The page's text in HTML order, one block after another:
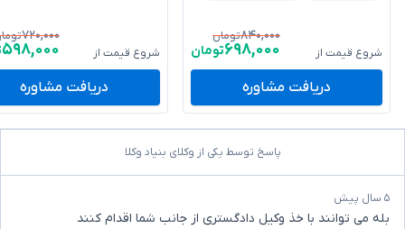
شروع قیمت از
۸۴۰,۰۰۰تومان
۶۹۸,۰۰۰تومان
دریافت مشاوره
شروع قیمت از
۷۲۰,۰۰۰
۵۹۸,۰۰۰
دریافت مشاوره
پاسخ توسط یکی از وکلای بنیاد وکلا
۵ سال پیش
بله می توانند با خذ وکیل دادگستری از جانب شما اقدام کنند